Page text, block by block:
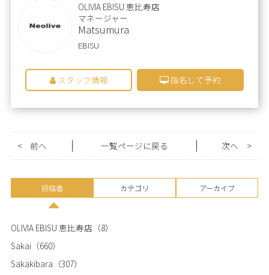
OLIVIA EBISU 恵比寿店
マネージャー
Matsumura
EBISU
スタッフ情報 指名して予約
< 前へ 一覧ページに戻る >
次へ
投稿者 カテゴリ アーカイブ
OLIVIA EBISU 恵比寿店 （8）
Sakai （660）
Sakakibara （307）